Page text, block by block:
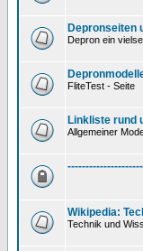
Depronseiten
Depron ein
FliteTest - Seite
Linkliste rund
Allgemeiner
Wikipedia:
Technik und